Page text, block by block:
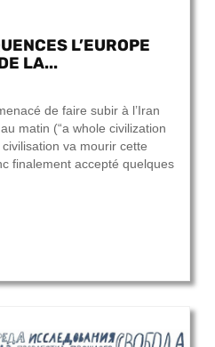
L’EUROPE
LA...
de faire subir à l’Iran
matin (“a whole civilization
va mourir cette
finalement accepté quelques